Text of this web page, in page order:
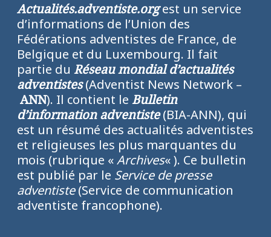
Actualités.adventiste.orgest un service
d’informations de l’Union des
Fédérations adventistes de France, de
Belgique et du Luxembourg. Il fait
partie du Réseau mondial d’actualités
adventistes(Adventist News Network –
ANN). Il contient le Bulletin
d’information adventiste(BIA-ANN), qui
est un résumé des actualités adventistes
et religieuses les plus marquantes du
mois (rubrique «Archives« ). Ce bulletin
est publié par le Service de presse
adventiste(Service de communication
adventiste francophone).